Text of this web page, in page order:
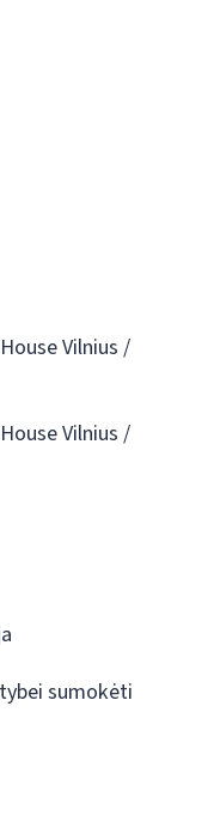
Vilnius /
Vilnius /
sumokėti